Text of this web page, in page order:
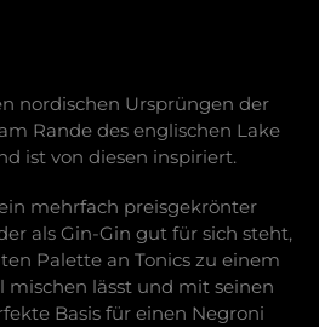
nordischen Ursprüngen der
Rande des englischen Lake
ist von diesen inspiriert.
mehrfach preisgekrönter
als Gin-Gin gut für sich steht,
Palette an Tonics zu einem
mischen lässt und mit seinen
Basis für einen Negroni